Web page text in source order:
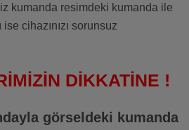
kumanda resimdeki kumanda ile
cihazınızı sorunsuz
DİKKATİNE !
görseldeki kumanda